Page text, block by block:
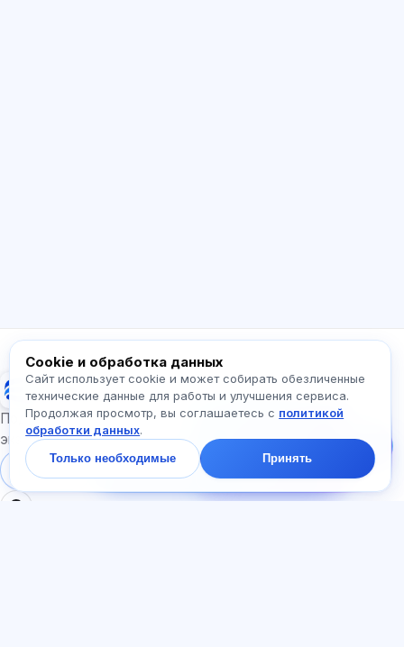
Exalify
Подготовка к международным языковым
экзаменам
Войти
Регистрация
Напишите нам!
экзамены и с чего
начать — ответим в
чате за минуту.
Cookie и обработка данных
Сайт использует cookie и может собирать обезличенные
технические данные для работы и улучшения сервиса.
Продолжая просмотр, вы соглашаетесь с политикой
обработки данных.
Только необходимые Принять